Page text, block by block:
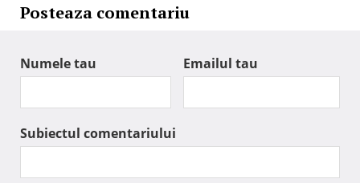
Posteaza comentariu
Numele tau Emailul tau
Subiectul comentariului